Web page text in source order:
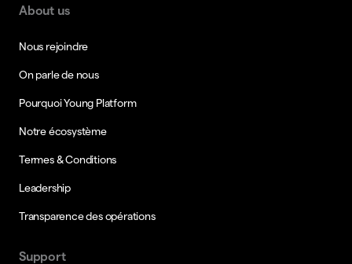
About us
Nous rejoindre
On parle de nous
Pourquoi Young Platform
Notre écosystème
Termes & Conditions
Leadership
Transparence des opérations
Support